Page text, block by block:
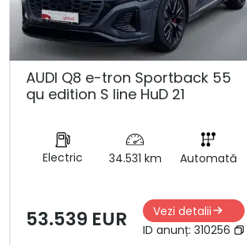
AUDI Q8 e-tron Sportback 55
qu edition S line HuD 21
Electric 34.531 km Automată
53.539 EUR
Vezi detalii
ID anunț: 310256